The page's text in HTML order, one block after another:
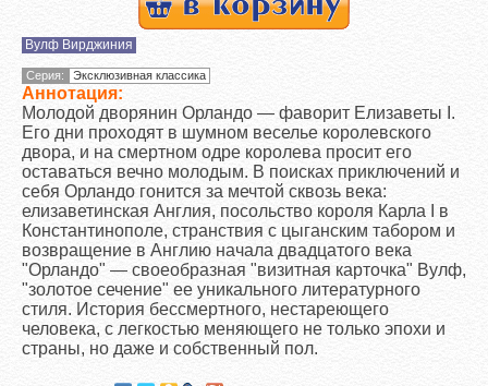
Вулф Вирджиния
Серия: Эксклюзивная классика
Аннотация:
Молодой дворянин Орландо — фаворит Елизаветы I.
Его дни проходят в шумном веселье королевского
двора, и на смертном одре королева просит его
оставаться вечно молодым. В поисках приключений и
себя Орландо гонится за мечтой сквозь века:
елизаветинская Англия, посольство короля Карла I в
Константинополе, странствия с цыганским табором и
возвращение в Англию начала двадцатого века
"Орландо" — своеобразная "визитная карточка" Вулф,
"золотое сечение" ее уникального литературного
стиля. История бессмертного, нестареющего
человека, с легкостью меняющего не только эпохи и
страны, но даже и собственный пол.